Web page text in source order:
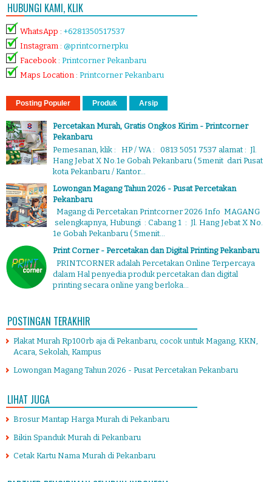
HUBUNGI KAMI, KLIK
WhatsApp : +6281350517537
Instagram : @printcornerpku
Facebook : Printcorner Pekanbaru
Maps Location : Printcorner Pekanbaru
Posting Populer Produk Arsip
Percetakan Murah, Gratis Ongkos Kirim - Printcorner
Pekanbaru
Pemesanan, klik : HP / WA : 0813 5051 7537 alamat : Jl.
Hang Jebat X No.1e Gobah Pekanbaru ( 5menit dari Pusat
kota Pekanbaru / Kantor...
Lowongan Magang Tahun 2026 - Pusat Percetakan
Pekanbaru
Magang di Percetakan Printcorner 2026 Info MAGANG
selengkapnya, Hubungi : Cabang 1 : Jl. Hang Jebat X No.
1e Gobah Pekanbaru ( 5menit...
Print Corner - Percetakan dan Digital Printing Pekanbaru
PRINTCORNER adalah Percetakan Online Terpercaya
dalam Hal penyedia produk percetakan dan digital
printing secara online yang berloka...
POSTINGAN TERAKHIR
Plakat Murah Rp100rb aja di Pekanbaru, cocok untuk Magang, KKN,
Acara, Sekolah, Kampus
Lowongan Magang Tahun 2026 - Pusat Percetakan Pekanbaru
LIHAT JUGA
Brosur Mantap Harga Murah di Pekanbaru
Bikin Spanduk Murah di Pekanbaru
Cetak Kartu Nama Murah di Pekanbaru